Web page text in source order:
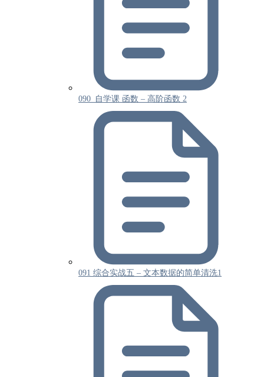
090_自学课 函数 – 高阶函数 2
091 综合实战五 – 文本数据的简单清洗1